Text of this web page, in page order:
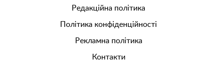
Редакційна політика
Політика конфіденційності
Рекламна політика
Контакти